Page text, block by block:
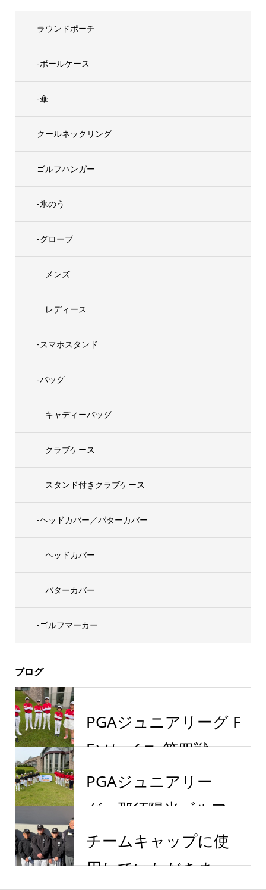
ラウンドポーチ
-ボールケース
-傘
クールネックリング
ゴルフハンガー
-氷のう
-グローブ
メンズ
レディース
-スマホスタンド
-バッグ
キャディーバッグ
クラブケース
スタンド付きクラブケース
-ヘッドカバー／パターカバー
ヘッドカバー
パターカバー
-ゴルフマーカー
ブログ
PGAジュニアリーグ F
Eソレイユ 第四戦
PGAジュニアリー
グ 那須陽光ゴルフ...
チームキャップに使
用していただきま...